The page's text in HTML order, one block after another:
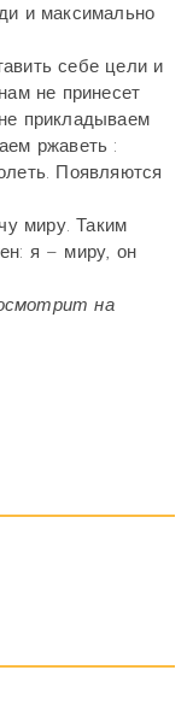
и максимально
себе цели и
не принесет
прикладываем
ржаветь :
Появляются
миру. Таким
я – миру, он
на